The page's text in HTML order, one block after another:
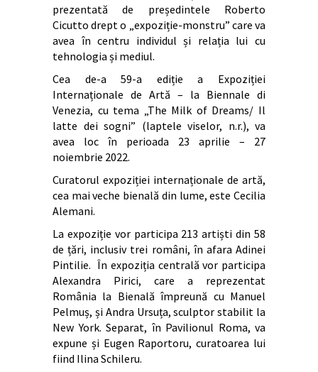
prezentată de președintele Roberto
Cicutto drept o „expoziție-monstru” care va
avea în centru individul și relația lui cu
tehnologia și mediul.
Cea de-a 59-a ediție a Expoziției
Internaționale de Artă – la Biennale di
Venezia, cu tema „The Milk of Dreams/ Il
latte dei sogni” (laptele viselor, n.r.), va
avea loc în perioada 23 aprilie – 27
noiembrie 2022.
Curatorul expoziției internaționale de artă,
cea mai veche bienală din lume, este Cecilia
Alemani.
La expoziție vor participa 213 artiști din 58
de țări, inclusiv trei români, în afara Adinei
Pintilie. În expoziția centrală vor participa
Alexandra Pirici, care a reprezentat
România la Bienală împreună cu Manuel
Pelmuș, și Andra Ursuța, sculptor stabilit la
New York. Separat, în Pavilionul Roma, va
expune și Eugen Raportoru, curatoarea lui
fiind Ilina Schileru.